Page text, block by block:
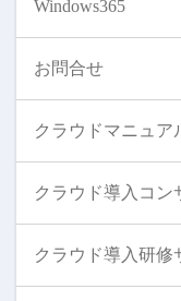
Windows365
お問合せ
クラウドマニュア
クラウド導入コン
クラウド導入研修